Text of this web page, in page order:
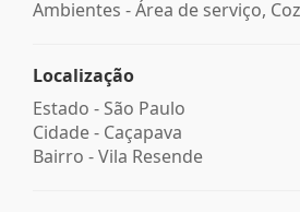
Ambientes - Área de serviço,
Localização
Estado - São Paulo
Cidade - Caçapava
Bairro -Vila Resende